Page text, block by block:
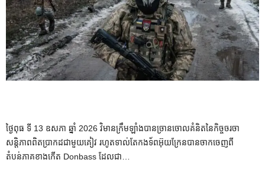
ថ្ងៃពុធ ទី 13 ឧសភា ឆ្នាំ 2026 វិមានក្រឹមឡាំងបានច្រានចោលគំនិតនៃកិច្ចចរចា
សន្តិភាពពិតប្រាកដជាមួយគៀវ រហូតទាល់តែកងទ័ពអ៊ុយក្រែនបានចាកចេញពី
តំបន់ភាគខាងកើត Donbass ដែលជា…